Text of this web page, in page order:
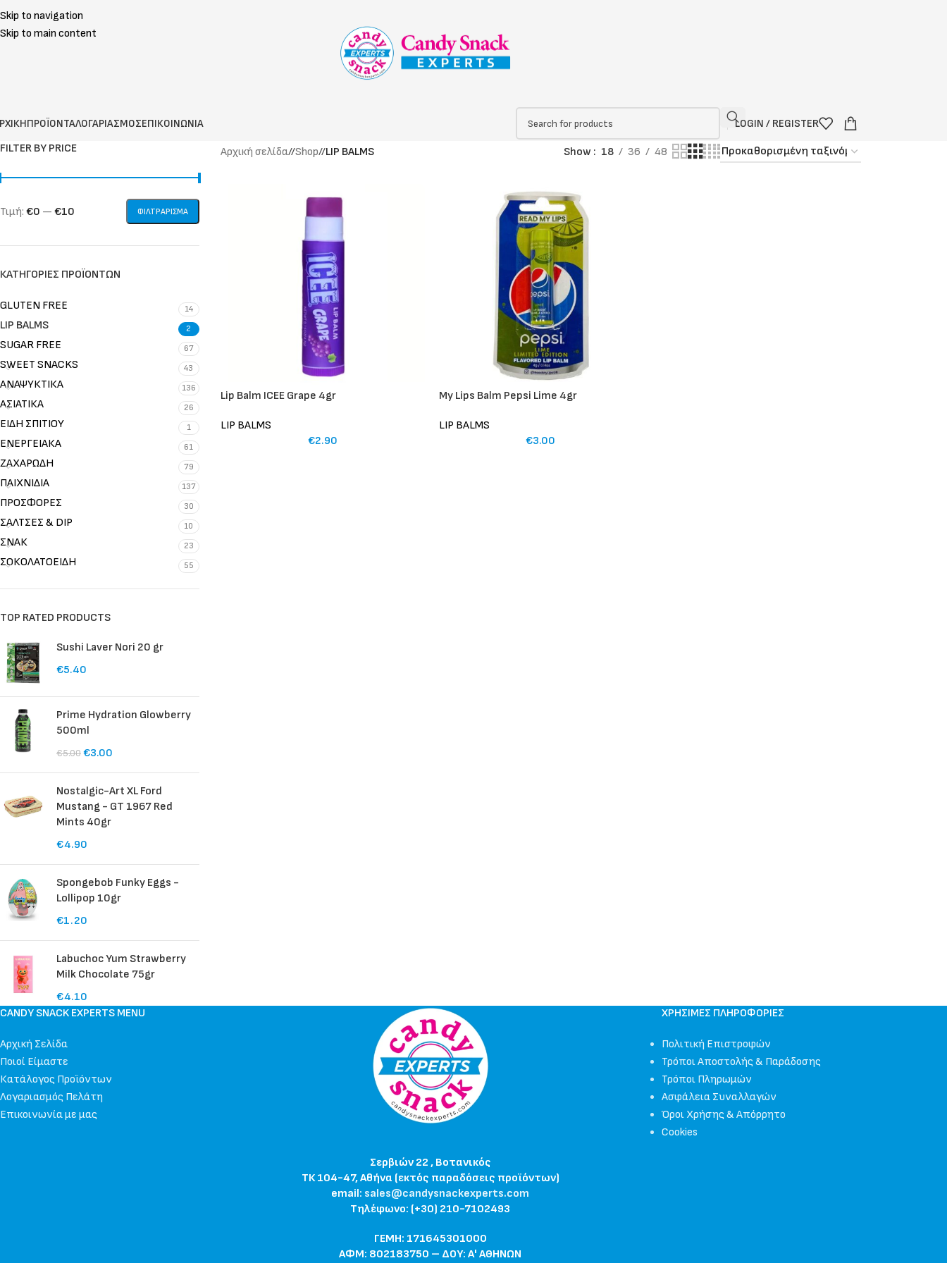
Skip to navigation
Skip to main content
ΠΡΟΪΟΝΤΑΛΟΓΑΡΙΑΣΜΟΣΕΠΙΚΟΙΝΩΝΙΑ
LOGIN / REGISTER
FILTER BY PRICE
ΦΙΛΤΡΆΡΙΣΜΑ
Τιμή: €0 — €10
ΚΑΤΗΓΟΡΊΕΣ ΠΡΟΪΌΝΤΩΝ
GLUTEN FREE 14
LIP BALMS 2
SUGAR FREE 67
SWEET SNACKS 43
ΑΝΑΨΥΚΤΙΚΑ 136
ΑΣΙΑΤΙΚΑ 26
ΕΙΔΗ ΣΠΙΤΙΟΥ 1
ΕΝΕΡΓΕΙΑΚΑ 61
ΖΑΧΑΡΩΔΗ 79
ΠΑΙΧΝΙΔΙΑ 137
ΠΡΟΣΦΟΡΕΣ 30
ΣΑΛΤΣΕΣ & DIP 10
ΣΝΑΚ 23
ΣΟΚΟΛΑΤΟΕΙΔΗ 55
TOP RATED PRODUCTS
Sushi Laver Nori 20 gr
€5.40
Prime Hydration Glowberry
500ml
€5.00€3.00
Nostalgic-Art XL Ford
Mustang - GT 1967 Red
Mints 40gr
€4.90
Spongebob Funky Eggs -
Lollipop 10gr
€1.20
Labuchoc Yum Strawberry
Milk Chocolate 75gr
€4.10
Αρχική σελίδα/ Shop/ LIP BALMS Show 18 36 48
Lip Balm ICEE Grape 4gr
LIP BALMS
€2.90
My Lips Balm Pepsi Lime 4gr
LIP BALMS
€3.00
CANDY SNACK EXPERTS MENU
Αρχική Σελίδα
Ποιοί Είμαστε
Κατάλογος Προϊόντων
Λογαριασμός Πελάτη
Επικοινωνία με μας
Σερβιών 22 , Βοτανικός
ΤΚ 104-47, Αθήνα (εκτός παραδόσεις προϊόντων)
email: sales@candysnackexperts.com
Τηλέφωνο: (+30) 210-7102493
ΓΕΜΗ: 171645301000
ΑΦΜ: 802183750 – ΔΟΥ: Α' ΑΘΗΝΩΝ
ΧΡΉΣΙΜΕΣ ΠΛΗΡΟΦΟΡΊΕΣ
Πολιτική Επιστροφών
Τρόποι Αποστολής & Παράδοσης
Τρόποι Πληρωμών
Ασφάλεια Συναλλαγών
Όροι Χρήσης & Απόρρητο
Cookies